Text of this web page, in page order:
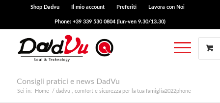
Shop Dadvu Il mio account Preferiti Lavora con Noi
Phone: +39 339 530 0804 (lun-ven 9.30/13.30)
Consigli pratici e news DadVu
Sei in: Home / dadvu , comfort e sicurezza per la tua famiglia2022phone